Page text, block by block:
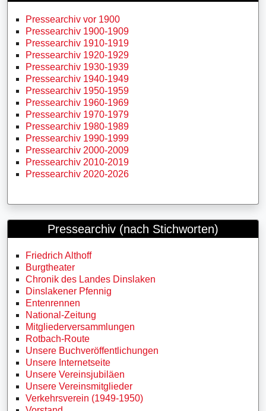
Pressearchiv vor 1900
Pressearchiv 1900-1909
Pressearchiv 1910-1919
Pressearchiv 1920-1929
Pressearchiv 1930-1939
Pressearchiv 1940-1949
Pressearchiv 1950-1959
Pressearchiv 1960-1969
Pressearchiv 1970-1979
Pressearchiv 1980-1989
Pressearchiv 1990-1999
Pressearchiv 2000-2009
Pressearchiv 2010-2019
Pressearchiv 2020-2026
Pressearchiv (nach Stichworten)
Friedrich Althoff
Burgtheater
Chronik des Landes Dinslaken
Dinslakener Pfennig
Entenrennen
National-Zeitung
Mitgliederversammlungen
Rotbach-Route
Unsere Buchveröffentlichungen
Unsere Internetseite
Unsere Vereinsjubiläen
Unsere Vereinsmitglieder
Verkehrsverein (1949-1950)